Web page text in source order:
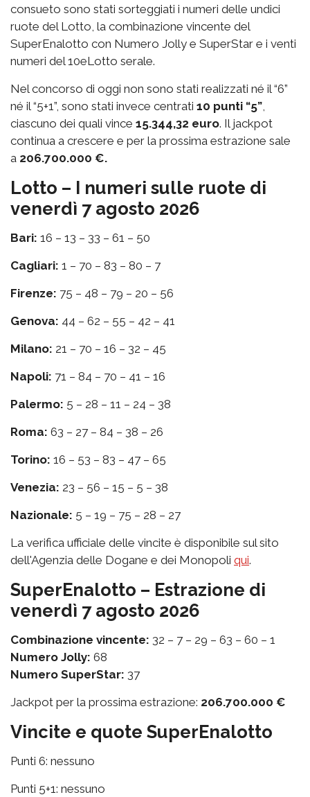
consueto sono stati sorteggiati i numeri delle undici
ruote del Lotto, la combinazione vincente del
SuperEnalotto con Numero Jolly e SuperStar e i venti
numeri del 10eLotto serale.
Nel concorso di oggi non sono stati realizzati né il “6”
né il “5+1”, sono stati invece centrati 10 punti “5”,
ciascuno dei quali vince 15.344,32 euro. Il jackpot
continua a crescere e per la prossima estrazione sale
a 206.700.000 €.
Lotto – I numeri sulle ruote di
venerdì 7 agosto 2026
Bari: 16 – 13 – 33 – 61 – 50
Cagliari: 1 – 70 – 83 – 80 – 7
Firenze: 75 – 48 – 79 – 20 – 56
Genova: 44 – 62 – 55 – 42 – 41
Milano: 21 – 70 – 16 – 32 – 45
Napoli: 71 – 84 – 70 – 41 – 16
Palermo: 5 – 28 – 11 – 24 – 38
Roma: 63 – 27 – 84 – 38 – 26
Torino: 16 – 53 – 83 – 47 – 65
Venezia: 23 – 56 – 15 – 5 – 38
Nazionale: 5 – 19 – 75 – 28 – 27
La verifica ufficiale delle vincite è disponibile sul sito
dell'Agenzia delle Dogane e dei Monopoli qui.
SuperEnalotto – Estrazione di
venerdì 7 agosto 2026
Combinazione vincente: 32 – 7 – 29 – 63 – 60 – 1
Numero Jolly: 68
Numero SuperStar: 37
Jackpot per la prossima estrazione: 206.700.000 €
Vincite e quote SuperEnalotto
Punti 6: nessuno
Punti 5+1: nessuno